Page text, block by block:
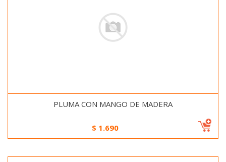
PLUMA CON MANGO DE MADERA
$ 1.690